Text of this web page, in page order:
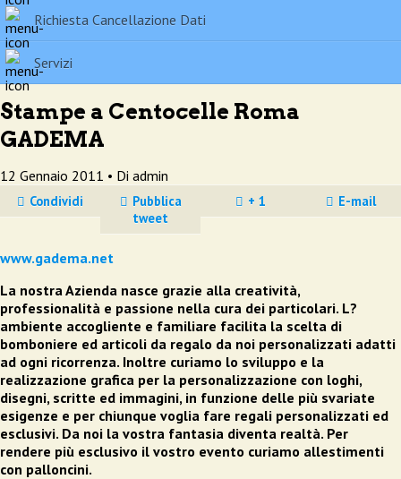
Richiesta Cancellazione Dati
Servizi
Stampe a Centocelle Roma
GADEMA
12 Gennaio 2011 • Di admin
Condividi
Pubblica
tweet
+ 1 E-mail
www.gadema.net
La nostra Azienda nasce grazie alla creatività,
professionalità e passione nella cura dei particolari. L?
ambiente accogliente e familiare facilita la scelta di
bomboniere ed articoli da regalo da noi personalizzati adatti
ad ogni ricorrenza. Inoltre curiamo lo sviluppo e la
realizzazione grafica per la personalizzazione con loghi,
disegni, scritte ed immagini, in funzione delle più svariate
esigenze e per chiunque voglia fare regali personalizzati ed
esclusivi. Da noi la vostra fantasia diventa realtà. Per
rendere più esclusivo il vostro evento curiamo allestimenti
con palloncini.